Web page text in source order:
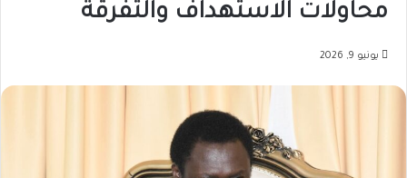
محاولات الاستهداف والتفرقة
يونيو 9, 2026